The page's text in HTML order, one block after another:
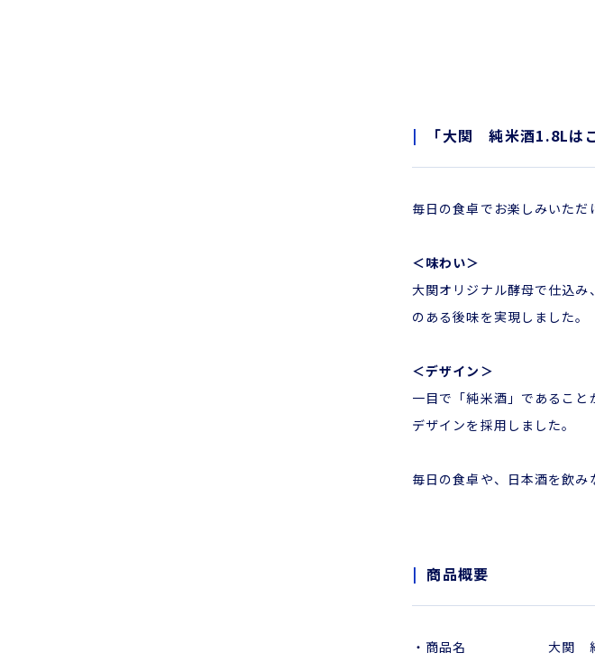
「大関 純米酒1.8Lは
毎日の食卓でお楽しみいただ
＜味わい＞
大関オリジナル酵母で仕込
のある後味を実現しました。
＜デザイン＞
一目で「純米酒」であるこ
デザインを採用しました。
毎日の食卓や、日本酒を飲み
商品概要
・商品名 大関 純